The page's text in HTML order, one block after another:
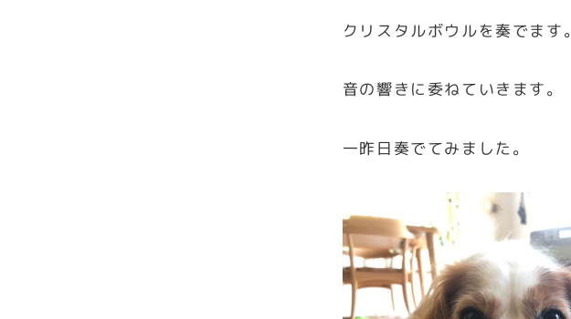
クリスタルボウルを奏でます。
音の響きに委ねていきます。
一昨日奏でてみました。